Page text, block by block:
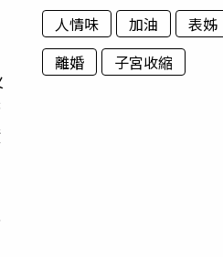
人情味 加油 表姊
離婚
子宮收縮